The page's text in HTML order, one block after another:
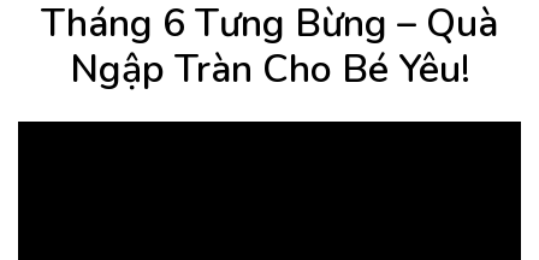
Tháng 6 Tưng Bừng – Quà
Ngập Tràn Cho Bé Yêu!